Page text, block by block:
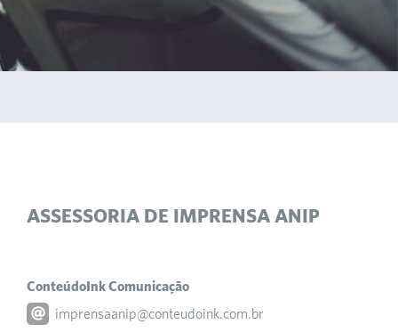
ASSESSORIA DE IMPRENSA ANIP
ConteúdoInk Comunicação
imprensaanip@conteudoink.com.br